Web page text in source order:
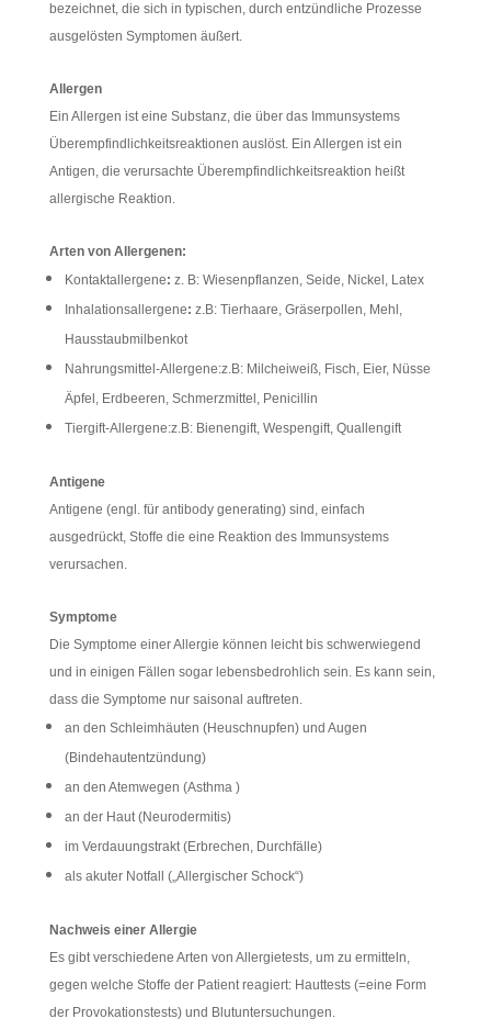
bezeichnet, die sich in typischen, durch entzündliche Prozesse
ausgelösten Symptomen äußert.
Allergen
Ein Allergen ist eine Substanz, die über das Immunsystems
Überempfindlichkeitsreaktionen auslöst. Ein Allergen ist ein
Antigen, die verursachte Überempfindlichkeitsreaktion heißt
allergische Reaktion.
Arten von Allergenen:
Kontaktallergene: z. B: Wiesenpflanzen, Seide, Nickel, Latex
Inhalationsallergene: z.B: Tierhaare, Gräserpollen, Mehl,
Hausstaubmilbenkot
Nahrungsmittel-Allergene:z.B: Milcheiweiß, Fisch, Eier, Nüsse
Äpfel, Erdbeeren, Schmerzmittel, Penicillin
Tiergift-Allergene:z.B: Bienengift, Wespengift, Quallengift
Antigene
Antigene (engl. für antibody generating) sind, einfach
ausgedrückt, Stoffe die eine Reaktion des Immunsystems
verursachen.
Symptome
Die Symptome einer Allergie können leicht bis schwerwiegend
und in einigen Fällen sogar lebensbedrohlich sein. Es kann sein,
dass die Symptome nur saisonal auftreten.
an den Schleimhäuten (Heuschnupfen) und Augen
(Bindehautentzündung)
an den Atemwegen (Asthma )
an der Haut (Neurodermitis)
im Verdauungstrakt (Erbrechen, Durchfälle)
als akuter Notfall („Allergischer Schock“)
Nachweis einer Allergie
Es gibt verschiedene Arten von Allergietests, um zu ermitteln,
gegen welche Stoffe der Patient reagiert: Hauttests (=eine Form
der Provokationstests) und Blutuntersuchungen.